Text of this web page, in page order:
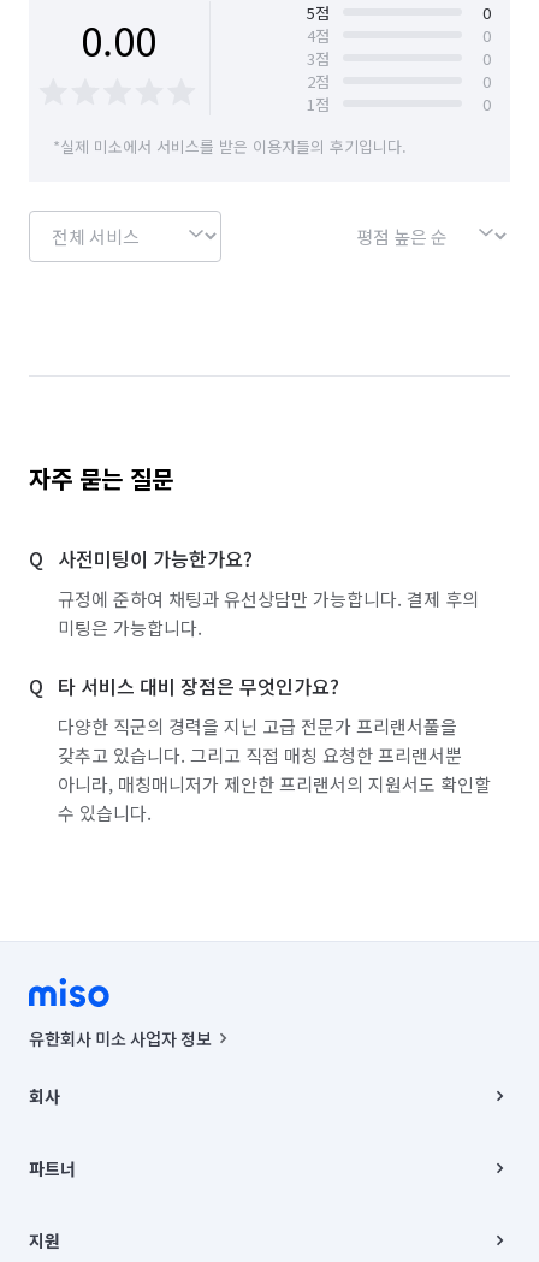
0.00 5점
0
4점
0
3점
0
2점
0
1점
0
*실제 미소에서 서비스를 받은 이용자들의 후기입니다.
자주 묻는 질문
사전미팅이 가능한가요?
규정에 준하여 채팅과 유선상담만 가능합니다. 결제 후의
미팅은 가능합니다.
타 서비스 대비 장점은 무엇인가요?
다양한 직군의 경력을 지닌 고급 전문가 프리랜서풀을
갖추고 있습니다. 그리고 직접 매칭 요청한 프리랜서뿐
아니라, 매칭매니저가 제안한 프리랜서의 지원서도 확인할
수 있습니다.
유한회사 미소 사업자 정보
00019 |
주소 | 본사: 서울특별시 종로구 율곡로 6(중학동, 트윈트리빌딩) B동 5층
컨택센터 : 서울특별시 종로구 수송동 율곡로 24, 7층, 8층 미소
상품, 상품정보, 거래에 관한 의무와 책임은 거래당사자에게 있습니다.
언론 보도 관련 문의:
회사
채용
파트너
이사
지원